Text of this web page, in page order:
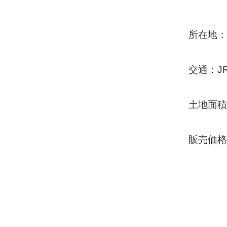
所在地
交通：
土地面
販売価